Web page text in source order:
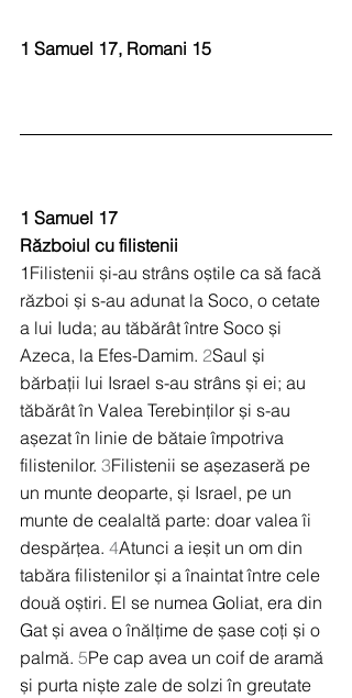
1 Samuel 17, Romani 15
1 Samuel 17
Războiul cu filistenii
1Filistenii și-au strâns oștile ca să facă
război și s-au adunat la Soco, o cetate
a lui Iuda; au tăbărât între Soco și
Azeca, la Efes-Damim. 2Saul și
bărbații lui Israel s-au strâns și ei; au
tăbărât în Valea Terebinților și s-au
așezat în linie de bătaie împotriva
filistenilor. 3Filistenii se așezaseră pe
un munte deoparte, și Israel, pe un
munte de cealaltă parte: doar valea îi
despărțea. 4Atunci a ieșit un om din
tabăra filistenilor și a înaintat între cele
două oștiri. El se numea Goliat, era din
Gat și avea o înălțime de șase coți și o
palmă. 5Pe cap avea un coif de aramă
și purta niște zale de solzi în greutate